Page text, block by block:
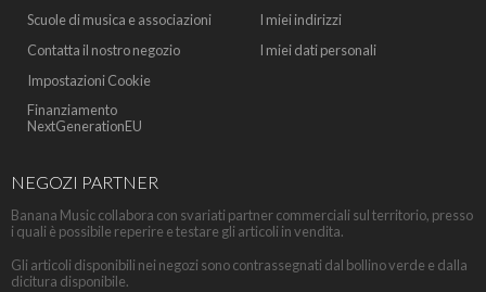
Scuole di musica e associazioni
Contatta il nostro negozio
Impostazioni Cookie
Finanziamento
NextGenerationEU
I miei indirizzi
I miei dati personali
NEGOZI PARTNER
Banana Music collabora con svariati partner commerciali sul territorio, presso
i quali è possibile reperire e testare gli articoli in vendita.
Gli articoli disponibili nei negozi sono contrassegnati dal bollino verde e dalla
dicitura disponibile.